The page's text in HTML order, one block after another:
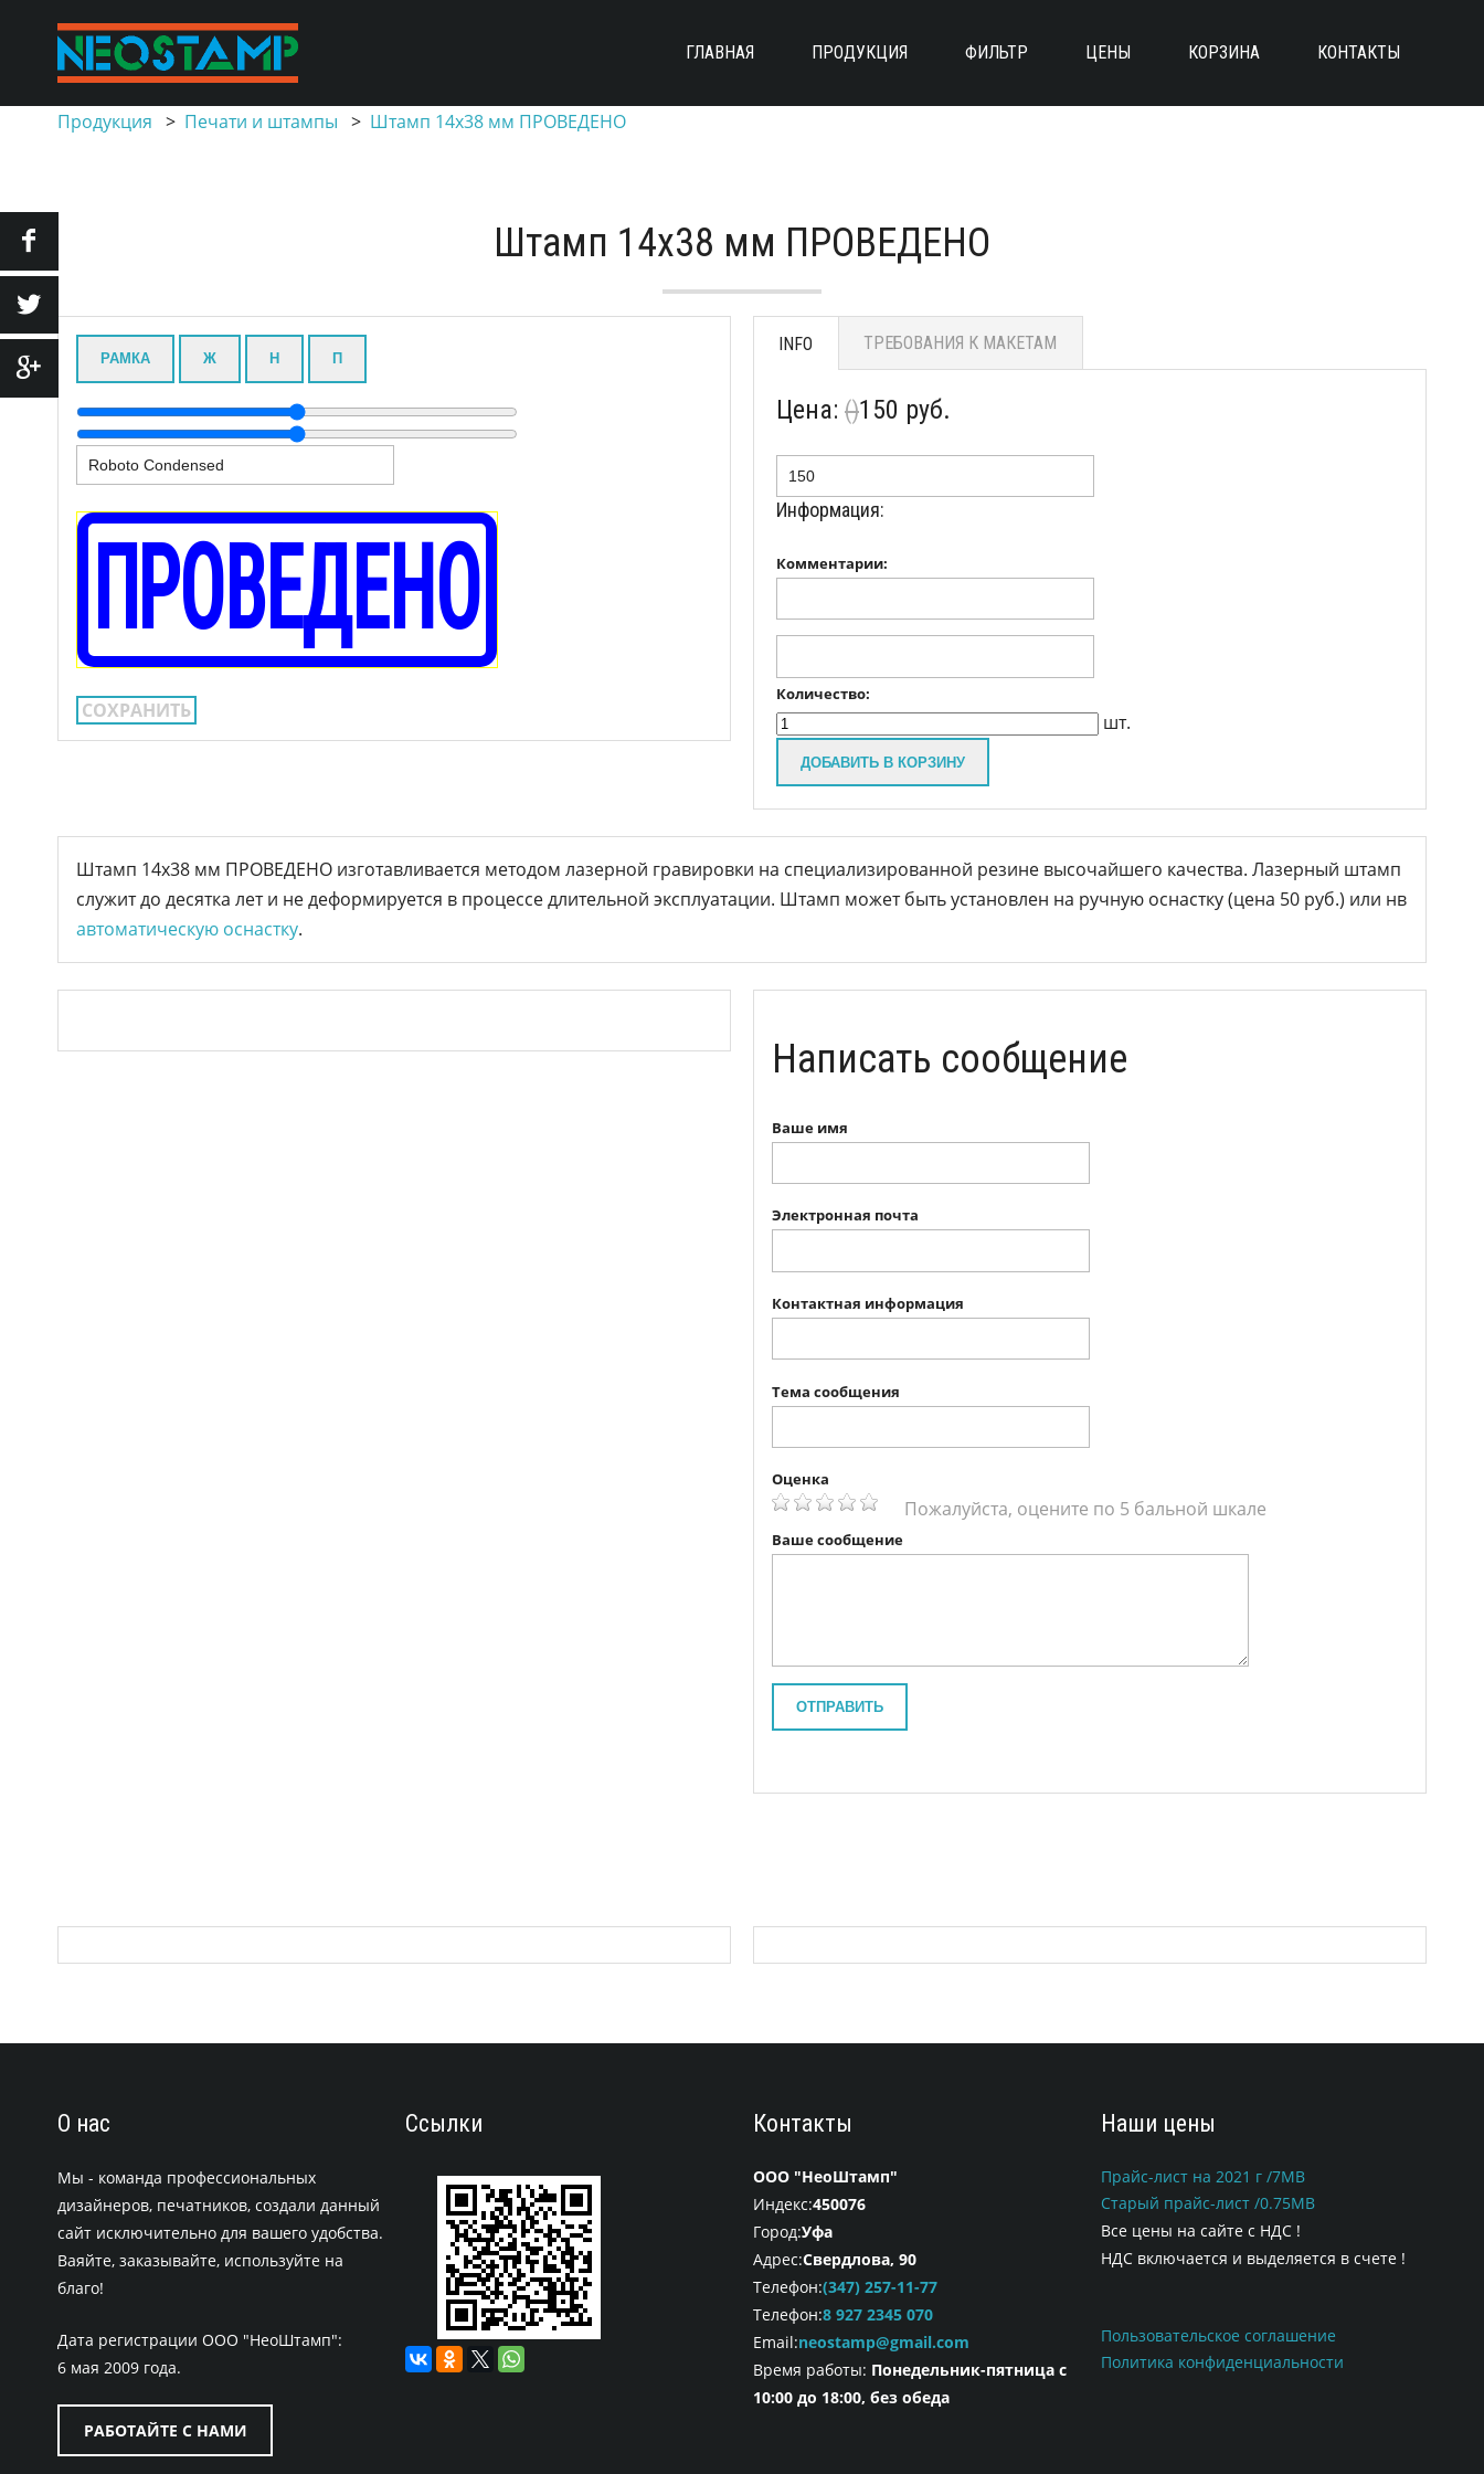
ГЛАВНАЯ ПРОДУКЦИЯ ФИЛЬТР ЦЕНЫ КОРЗИНА КОНТАКТЫ
Продукция > Печати и штампы > Штамп 14х38 мм ПРОВЕДЕНО
Штамп 14х38 мм ПРОВЕДЕНО
РАМКА Ж Н П
СОХРАНИТЬ
INFO ТРЕБОВАНИЯ К МАКЕТАМ
Цена: ()150 руб.
Информация:
Комментарии:
Количество:
шт.
ДОБАВИТЬ В КОРЗИНУ
Штамп 14х38 мм ПРОВЕДЕНО изготавливается методом лазерной гравировки на специализированной резине высочайшего качества. Лазерный штамп
служит до десятка лет и не деформируется в процессе длительной эксплуатации. Штамп может быть установлен на ручную оснастку (цена 50 руб.) или нв
автоматическую оснастку.
Написать сообщение
Ваше имя
Электронная почта
Контактная информация
Тема сообщения
Оценка
Пожалуйста, оцените по 5 бальной шкале
Ваше сообщение
О нас
Мы - команда профессиональных
дизайнеров, печатников, создали данный
сайт исключительно для вашего удобства.
Ваяйте, заказывайте, используйте на
благо!
Дата регистрации ООО "НеоШтамп":
6 мая 2009 года.
РАБОТАЙТЕ С НАМИ
Ссылки Контакты
ООО "НеоШтамп"
Индекс:450076
Город:Уфа
Адрес:Свердлова, 90
Телефон:(347) 257-11-77
Телефон:8 927 2345 070
Email:neostamp@gmail.com
Время работы: Понедельник-пятница с
10:00 до 18:00, без обеда
Наши цены
Прайс-лист на 2021 г /7MB
Старый прайс-лист /0.75MB
Все цены на сайте с НДС !
НДС включается и выделяется в счете !
Пользовательское соглашение
Политика конфиденциальности